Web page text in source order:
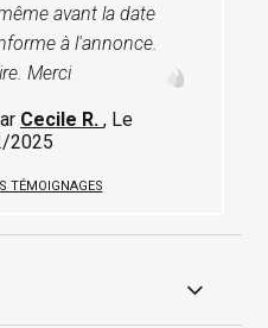
avant la date
à l'annonce.
Merci
Cecile R. , Le
2025
TÉMOIGNAGES